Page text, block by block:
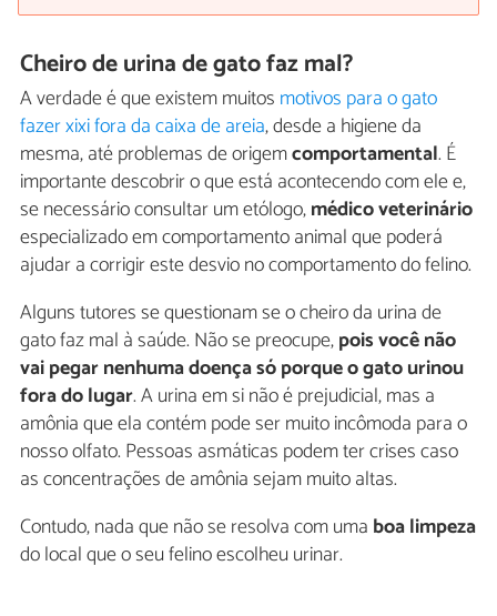
Cheiro de urina de gato faz mal?
A verdade é que existem muitos motivos para o gato
fazer xixi fora da caixa de areia, desde a higiene da
mesma, até problemas de origemcomportamental. É
importante descobrir o que está acontecendo com ele e,
se necessário consultar um etólogo,médico veterinário
especializado em comportamento animal que poderá
ajudar a corrigir este desvio no comportamento do felino.
Alguns tutores se questionam se o cheiro da urina de
gato faz mal à saúde. Não se preocupe,pois você não
vai pegar nenhuma doença só porque o gato urinou
fora do lugar. A urina em si não é prejudicial, mas a
amônia que ela contém pode ser muito incômoda para o
nosso olfato. Pessoas asmáticas podem ter crises caso
as concentrações de amônia sejam muito altas.
Contudo, nada que não se resolva com uma boa limpeza
do local que o seu felino escolheu urinar.